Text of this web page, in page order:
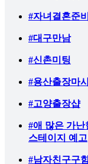
#자녀결혼준비
#대구만남
#신촌미팅
#용산출장마
#고양출장샵
#애 많은 가
스테이지 예고
#남자친구구